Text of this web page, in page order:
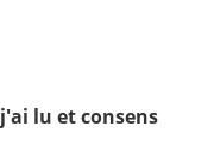
lu et consens